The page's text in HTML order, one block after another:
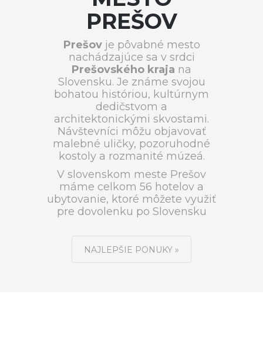
PREŠOV
Prešovje pôvabné mesto
nachádzajúce sa v srdci
Prešovského kraja na
Slovensku. Je známe svojou
bohatou históriou, kultúrnym
dedičstvom a
architektonickými skvostami.
Návštevníci môžu objavovať
malebné uličky, pozoruhodné
kostoly a rozmanité múzeá.
V slovenskom meste Prešov
máme celkom 56 hotelov a
ubytovanie, ktoré môžete využiť
pre dovolenku po Slovensku
NAJLEPŠIE PONUKY »